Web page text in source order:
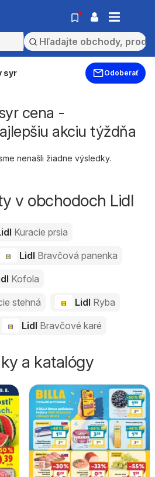
syr Odoberať
cena -
akciu týždňa
nenašli žiadne výsledky.
v obchodoch Lidl
Kuracie prsia
Lidl Bravčová panenka
Kofola
stehná Lidl Ryba
Lidl Bravčové karé
a katalógy